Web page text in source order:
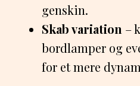
genskin.
Skab variation –
bordlamper og
for et mere